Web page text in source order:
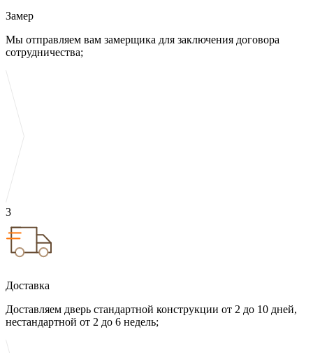
Замер
Мы отправляем вам замерщика для заключения договора
сотрудничества;
3
Доставка
Доставляем дверь стандартной конструкции от 2 до 10 дней,
нестандартной от 2 до 6 недель;